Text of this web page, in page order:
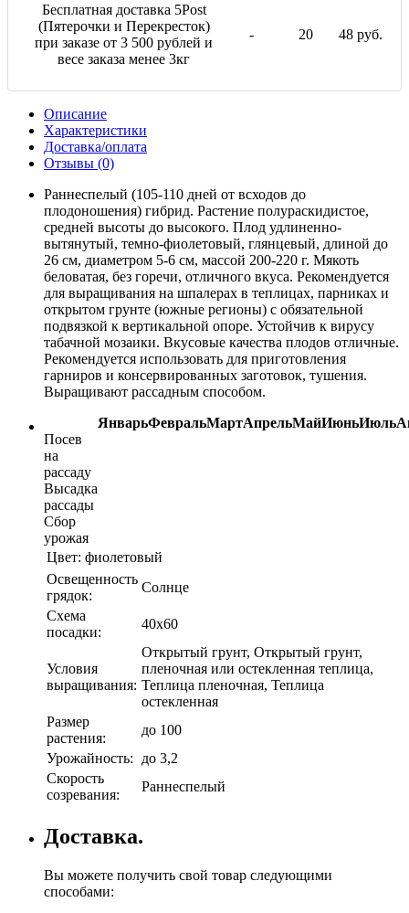
Бесплатная доставка 5Post
(Пятерочки и Перекресток)
при заказе от 3 500 рублей и
весе заказа менее 3кг
- 20 48 руб.
Описание
Характеристики
Доставка/оплата
Отзывы (0)
Раннеспелый (105-110 дней от всходов до
плодоношения) гибрид. Растение полураскидистое,
средней высоты до высокого. Плод удлиненно-
вытянутый, темно-фиолетовый, глянцевый, длиной до
26 см, диаметром 5-6 см, массой 200-220 г. Мякоть
беловатая, без горечи, отличного вкуса. Рекомендуется
для выращивания на шпалерах в теплицах, парниках и
открытом грунте (южные регионы) с обязательной
подвязкой к вертикальной опоре. Устойчив к вирусу
табачной мозаики. Вкусовые качества плодов отличные.
Рекомендуется использовать для приготовления
гарниров и консервированных заготовок, тушения.
Выращивают рассадным способом.
ЯнварьФевральМартАпрельМайИюньИюль
Посев
на
рассаду
Высадка
рассады
Сбор
урожая
Цвет: фиолетовый
Освещенность
грядок:
Солнце
Схема
посадки:
40х60
Условия
выращивания:
Открытый грунт, Открытый грунт,
пленочная или остекленная теплица,
Теплица пленочная, Теплица
остекленная
Размер
растения:
до 100
Урожайность:
до 3,2
Скорость
созревания:
Раннеспелый
Доставка.
Вы можете получить свой товар следующими
способами: